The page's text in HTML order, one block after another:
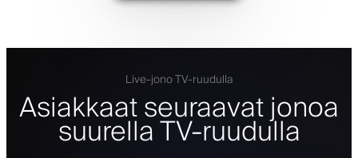
Live-jono TV-ruudulla
Asiakkaat seuraavat jonoa
suurella TV-ruudulla